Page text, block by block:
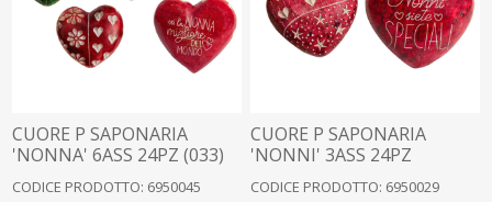
CUORE P SAPONARIA
'NONNA' 6ASS 24PZ (033)
CODICE PRODOTTO: 6950045
CUORE P SAPONARIA
'NONNI' 3ASS 24PZ
(6950004)
CODICE PRODOTTO: 6950029